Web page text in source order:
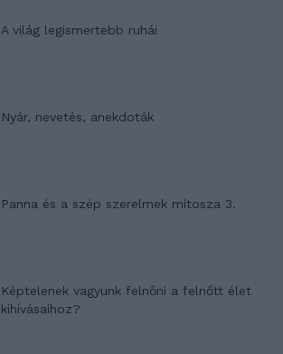
A világ legismertebb ruhái
Nyár, nevetés, anekdoták
Panna és a szép szerelmek mítosza 3.
Képtelenek vagyunk felnőni a felnőtt élet
kihívásaihoz?